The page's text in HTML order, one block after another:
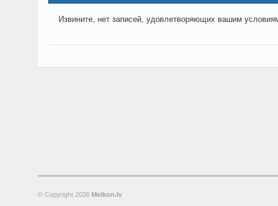
Извините, нет записей, удовлетворяющих вашим
© Copyright 2026 Melkon.lv